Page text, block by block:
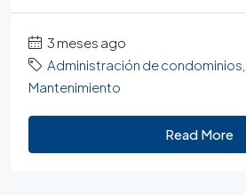
3 meses ago
Administración de condominios
Mantenimiento
Read More